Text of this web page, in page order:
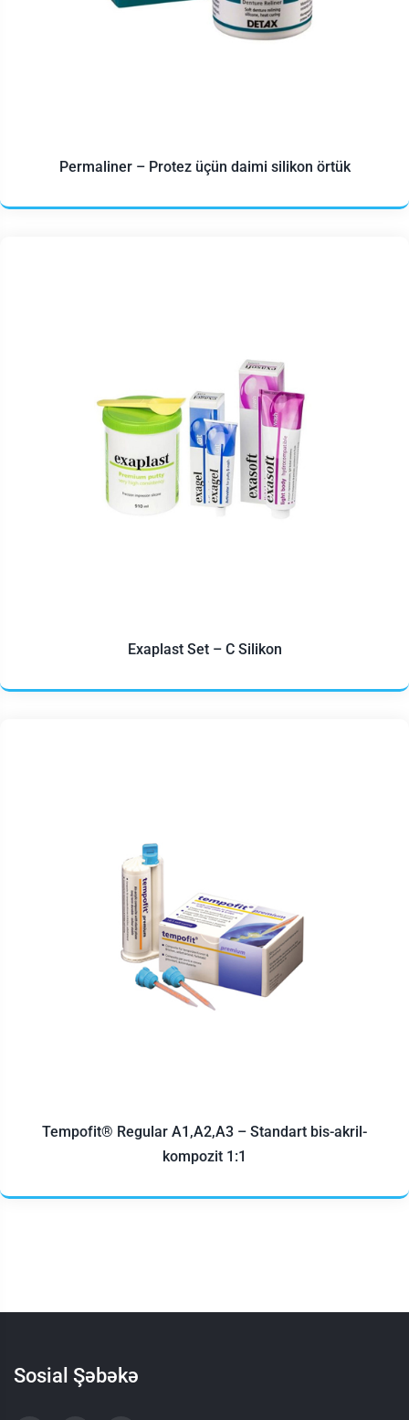
Permaliner – Protez üçün daimi silikon örtük
Exaplast Set – C Silikon
Tempofit® Regular A1,A2,A3 – Standart bis-akril-
kompozit 1:1
Sosial Şəbəkə